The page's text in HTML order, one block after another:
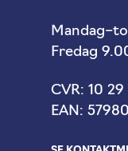
Fredag
CVR: 10 29
EAN: